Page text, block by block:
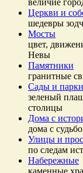
величие
Церкви и
шедевры
Мосты
цвет,
Невы
Памятники
гранитные
Сады и парки
зеленый
столицы
Дома с
дома с
Улицы и
по следам
Набережные
каменные